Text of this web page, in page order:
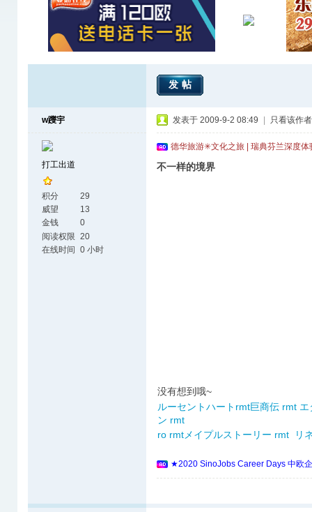
发帖
w躞宇
打工出道
积分
29
威望
13
金钱
0
阅读权限 20
在线时间 0 小时
发表于 2009-9-2 08:49 只看该作者
德华旅游✳文化之旅 | 瑞典芬兰深度
不一样的境界
没有想到哦~
ルーセントハートrmt巨商伝 rmt エ
ン rmt
ro rmt メイプルストーリー rmt リ
★2020 SinoJobs Career Days 中欧